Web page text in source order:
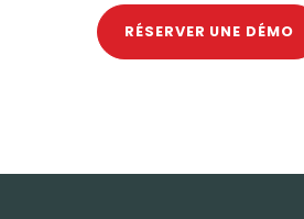
RÉSERVER UNE DÉMO